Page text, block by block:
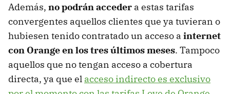
Además, no podrán acceder a estas tarifas
convergentes aquellos clientes que ya tuvieran o
hubiesen tenido contratado un acceso a internet
con Orange en los tres últimos meses. Tampoco
aquellos que no tengan acceso a cobertura
directa, ya que el acceso indirecto es exclusivo